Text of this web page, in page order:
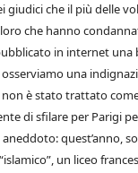
giudici che il più delle
che hanno
in internet una
osserviamo una
è stato trattato
di sfilare per Parigi
quest’anno,
un liceo